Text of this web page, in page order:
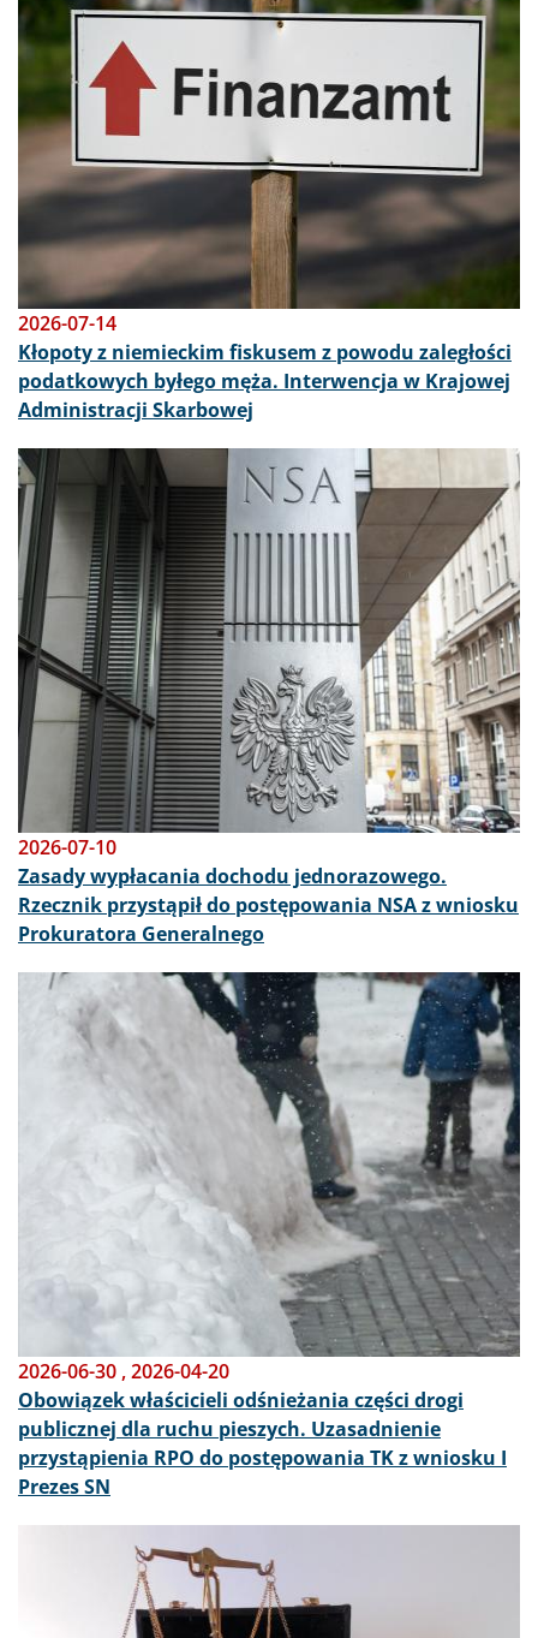
2026-07-14
Kłopoty z niemieckim fiskusem z powodu zaległości
podatkowych byłego męża. Interwencja w Krajowej
Administracji Skarbowej
Obraz
2026-07-10
Zasady wypłacania dochodu jednorazowego.
Rzecznik przystąpił do postępowania NSA z wniosku
Prokuratora Generalnego
Obraz
2026-06-30 ,2026-04-20
Obowiązek właścicieli odśnieżania części drogi
publicznej dla ruchu pieszych. Uzasadnienie
przystąpienia RPO do postępowania TK z wniosku I
Prezes SN